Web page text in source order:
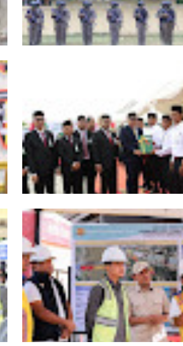
Kapolda Aceh Tutup Pembinaan Tradisi
dan Pembaretan 65 Bintara Remaja
Satbrimob Polda Aceh
HUT ke-53 Bank Aceh: Momentum
Memperkuat Amanah, Menumbuhkan
Keberkahan Bagi Aceh